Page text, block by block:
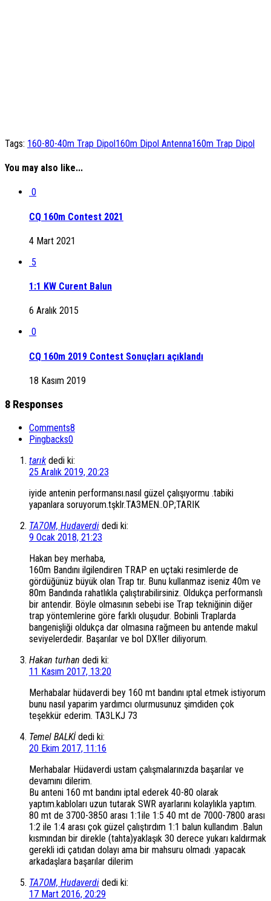
Tags: 160-80-40m Trap Dipol160m Dipol Antenna160m Trap Dipol
You may also like...
0
CQ 160m Contest 2021
4 Mart 2021
5
1:1 KW Curent Balun
6 Aralık 2015
0
CQ 160m 2019 Contest Sonuçları açıklandı
18 Kasım 2019
8 Responses
Comments8
Pingbacks0
tarık dedi ki:
25 Aralık 2019, 20:23
iyide antenin performansı.nasıl güzel çalışıyormu .tabiki
yapanlara soruyorum.tşklr.TA3MEN..OP;TARIK
TA7OM, Hudaverdi dedi ki:
9 Ocak 2018, 21:23
Hakan bey merhaba,
160m Bandını ilgilendiren TRAP en uçtaki resimlerde de
gördüğünüz büyük olan Trap tır. Bunu kullanmaz iseniz 40m ve
80m Bandında rahatlıkla çalıştırabilirsiniz. Oldukça performanslı
bir antendir. Böyle olmasının sebebi ise Trap tekniğinin diğer
trap yöntemlerine göre farklı oluşudur. Bobinli Traplarda
bangenişliği oldukça dar olmasına rağmeen bu antende makul
seviyelerdedir. Başarılar ve bol DX!ler diliyorum.
Hakan turhan dedi ki:
11 Kasım 2017, 13:20
Merhabalar hüdaverdi bey 160 mt bandını ıptal etmek istiyorum
bunu nasıl yaparim yardımcı olurmusunuz şimdiden çok
teşekkür ederim. TA3LKJ 73
Temel BALKİ dedi ki:
20 Ekim 2017, 11:16
Merhabalar Hüdaverdi ustam çalışmalarınızda başarılar ve
devamını dilerim.
Bu anteni 160 mt bandını iptal ederek 40-80 olarak
yaptım.kabloları uzun tutarak SWR ayarlarını kolaylıkla yaptım.
80 mt de 3700-3850 arası 1:1ile 1:5 40 mt de 7000-7800 arası
1:2 ile 1:4 arası çok güzel çalıştırdım 1:1 balun kullandım .Balun
kısmından bir direkle (tahta)yaklaşık 30 derece yukarı kaldırmak
gerekli idi çatıdan dolayı ama bir mahsuru olmadı .yapacak
arkadaşlara başarılar dilerim
TA7OM, Hudaverdi dedi ki:
17 Mart 2016, 20:29